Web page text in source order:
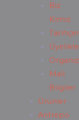
Biz
Kimiz
Mali
Bilgiler
Ürünler
Antrepo